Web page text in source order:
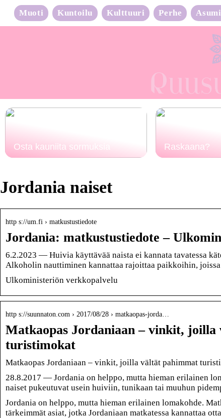
Muoti Kuntoilu Kulttuuri Perhe
Osta kauniita sormuksia Raskaana?
Jordania naiset
http s://um.fi › matkustustiedote
Jordania: matkustustiedote –
6.2.2023 — Huivia käyttävää naista ei kannata tavatessa
Alkoholin nauttiminen kannattaa rajoittaa paikkoihin,
Ulkoministeriön verkkopalvelu
http s://suunnaton.com › 2017/08/28 › matkaopas-jorda…
Matkaopas Jordaniaan – vinkit,
turistimokat
Matkaopas Jordaniaan – vinkit, joilla vältät pahimmat
28.8.2017 — Jordania on helppo, mutta hieman erilainen
naiset pukeutuvat usein huiviin, tunikaan tai muuhun
Jordania on helppo, mutta hieman erilainen lomakohde.
tärkeimmät asiat, jotka Jordaniaan matkatessa kannattaa